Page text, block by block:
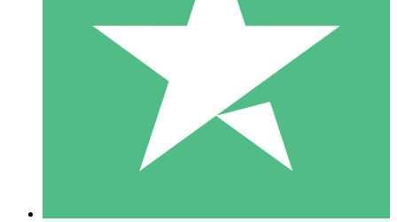
Zahlen Sie nach Bedarf mit Download-Credits. Keine
monatliche Verpflichtung erforderlich.
10 00